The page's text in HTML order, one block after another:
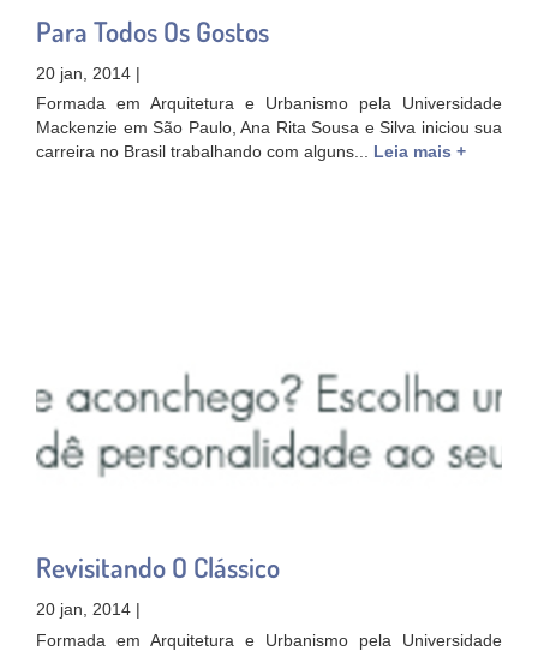
Para Todos Os Gostos
20 jan, 2014 |
Formada em Arquitetura e Urbanismo pela Universidade
Mackenzie em São Paulo, Ana Rita Sousa e Silva iniciou sua
carreira no Brasil trabalhando com alguns... Leia mais +
Revisitando O Clássico
20 jan, 2014 |
Formada em Arquitetura e Urbanismo pela Universidade